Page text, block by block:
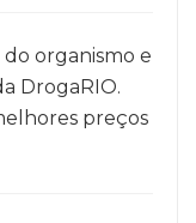
organismo e
DrogaRIO.
preços